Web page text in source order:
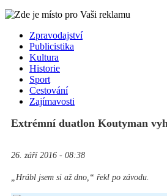
Zpravodajství
Publicistika
Kultura
Historie
Sport
Cestování
Zajímavosti
Extrémní duatlon Koutyman
26. září 2016 - 08:38
„Hrábl jsem si až dno,“ řekl po závodu.